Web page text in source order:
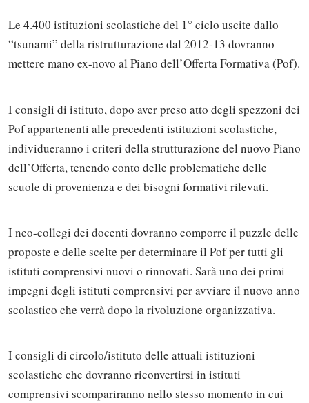
Le 4.400 istituzioni scolastiche del 1° ciclo uscite dallo
“tsunami” della ristrutturazione dal 2012-13 dovranno
mettere mano ex-novo al Piano dell’Offerta Formativa (Pof).
I consigli di istituto, dopo aver preso atto degli spezzoni dei
Pof appartenenti alle precedenti istituzioni scolastiche,
individueranno i criteri della strutturazione del nuovo Piano
dell’Offerta, tenendo conto delle problematiche delle
scuole di provenienza e dei bisogni formativi rilevati.
I neo-collegi dei docenti dovranno comporre il puzzle delle
proposte e delle scelte per determinare il Pof per tutti gli
istituti comprensivi nuovi o rinnovati. Sarà uno dei primi
impegni degli istituti comprensivi per avviare il nuovo anno
scolastico che verrà dopo la rivoluzione organizzativa.
I consigli di circolo/istituto delle attuali istituzioni
scolastiche che dovranno riconvertirsi in istituti
comprensivi scompariranno nello stesso momento in cui